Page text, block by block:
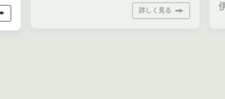
詳しく見る